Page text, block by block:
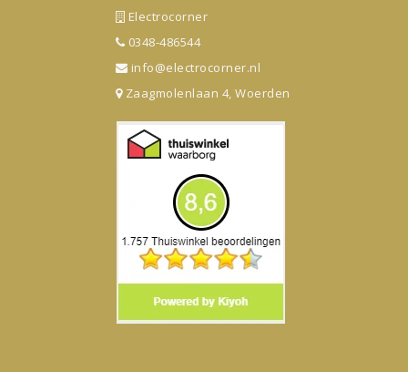
Electrocorner
0348-486544
info@electrocorner.nl
Zaagmolenlaan 4, Woerden